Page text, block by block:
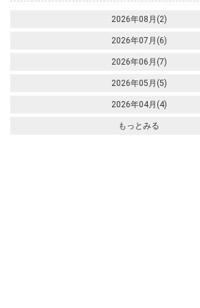
2026年08月(2)
2026年07月(6)
2026年06月(7)
2026年05月(5)
2026年04月(4)
もっとみる